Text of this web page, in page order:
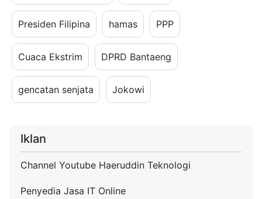
Presiden Filipina hamas PPP
Cuaca Ekstrim DPRD Bantaeng
gencatan senjata Jokowi
Iklan
Channel Youtube Haeruddin Teknologi
Penyedia Jasa IT Online